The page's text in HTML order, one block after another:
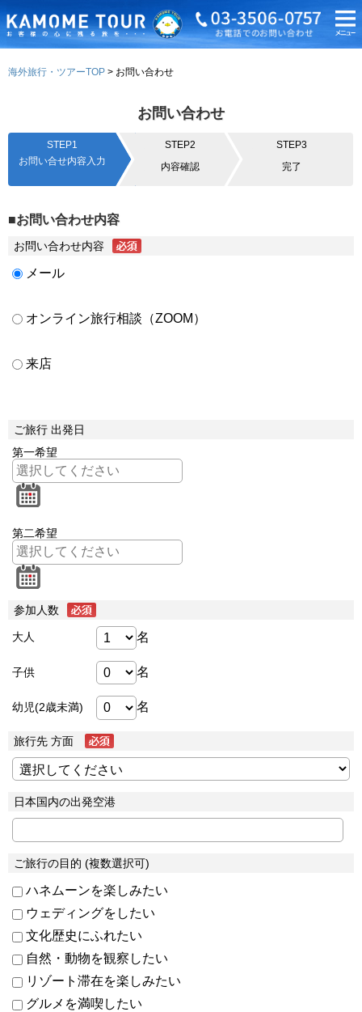
海外旅行・ツアーTOP お問い合わせ
お問い合わせ
STEP1
お問い合せ内容入力
STEP2
内容確認
STEP3
完了
■お問い合わせ内容
お問い合わせ内容
メール
オンライン旅行相談（ZOOM）
来店
ご旅行 出発日
第一希望
第二希望
参加人数
大人 名
子供 名
幼児(2歳未満) 名
旅行先 方面
日本国内の出発空港
ご旅行の目的 (複数選択可)
ハネムーンを楽しみたい
ウェディングをしたい
文化歴史にふれたい
自然・動物を観察したい
リゾート滞在を楽しみたい
グルメを満喫したい